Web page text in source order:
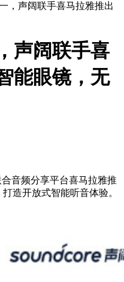
，声阔联手喜马拉雅推出
声阔联手喜
能眼镜，无
合音频分享平台喜马拉雅推
造开放式智能听音体验。